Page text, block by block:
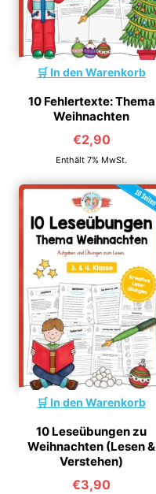
In den Warenkorb
10 Fehlertexte: Thema
Weihnachten
€2,90
Enthält 7% MwSt.
In den Warenkorb
10 Leseübungen zu
Weihnachten (Lesen &
Verstehen)
€3,90